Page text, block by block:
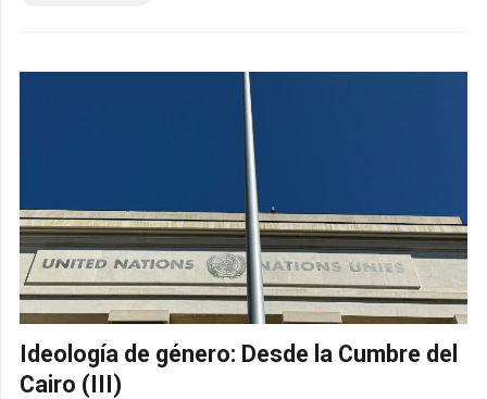
Ideología de género: Desde la Cumbre del
Cairo (III)